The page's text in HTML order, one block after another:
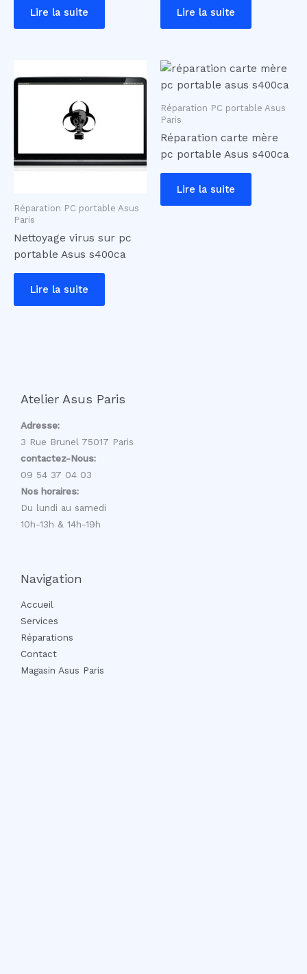
Lire la suite Lire la suite
Réparation PC portable Asus
Paris
Nettoyage virus sur pc
portable Asus s400ca
Lire la suite
Réparation PC portable Asus
Paris
Réparation carte mère
pc portable Asus s400ca
Lire la suite
Atelier Asus Paris
Adresse:
3 Rue Brunel 75017 Paris
contactez-Nous:
09 54 37 04 03
Nos horaires:
Du lundi au samedi
10h-13h & 14h-19h
Navigation
Accueil
Services
Réparations
Contact
Magasin Asus Paris